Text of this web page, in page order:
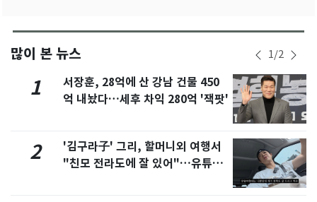
많이 본 뉴스 1/2
1
서장훈, 28억에 산 강남 건물 450
억 내놨다…세후 차익 280억 '잭팟'
2
'김구라子' 그리, 할머니외 여행서
"친모 전라도에 잘 있어"…유튜브